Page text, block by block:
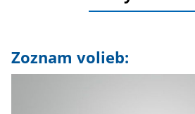
Zoznam volieb: